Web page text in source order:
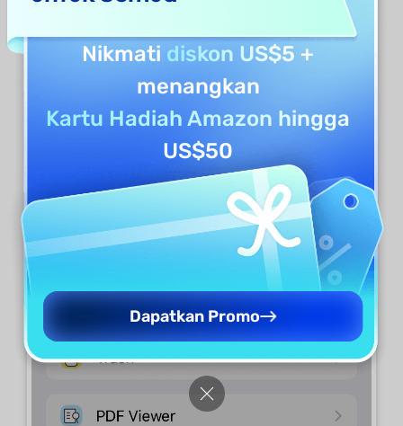
Nikmati diskon US$5 +
menangkan
Kartu Hadiah Amazon hingga
US$50
Dapatkan Promo